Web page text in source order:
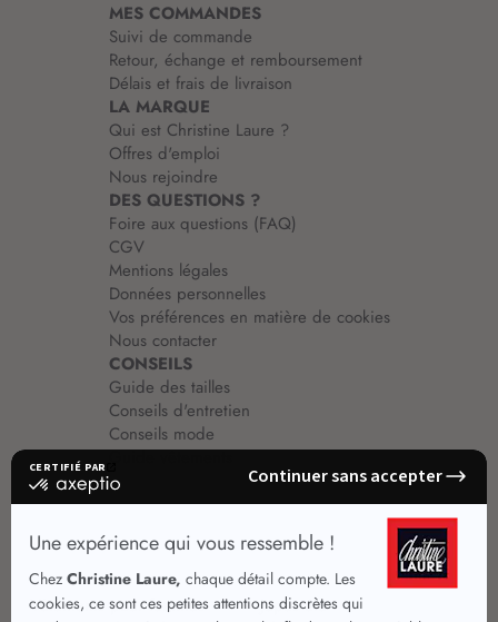
MES COMMANDES
Suivi de commande
Retour, échange et remboursement
Délais et frais de livraison
LA MARQUE
Qui est Christine Laure ?
Offres d'emploi
Nous rejoindre
DES QUESTIONS ?
Foire aux questions (FAQ)
CGV
Mentions légales
Données personnelles
Vos préférences en matière de cookies
Nous contacter
CONSEILS
Guide des tailles
Conseils d'entretien
Conseils mode
Guide vêtements
Vêtements pour femmes
Jupes été